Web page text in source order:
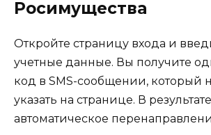
Росимущества
Откройте страницу входа и
учетные данные. Вы получите
код в SMS-сообщении, который
указать на странице. В
автоматическое